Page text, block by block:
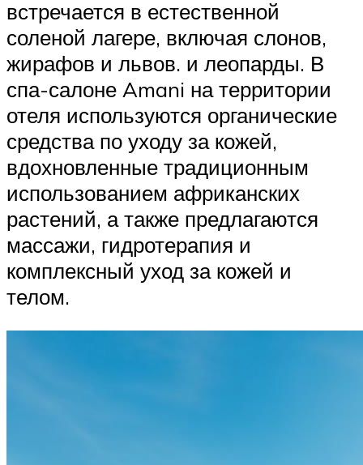
встречается в естественной
соленой лагере, включая слонов,
жирафов и львов. и леопарды. В
спа-салоне Amani на территории
отеля используются органические
средства по уходу за кожей,
вдохновленные традиционным
использованием африканских
растений, а также предлагаются
массажи, гидротерапия и
комплексный уход за кожей и
телом.